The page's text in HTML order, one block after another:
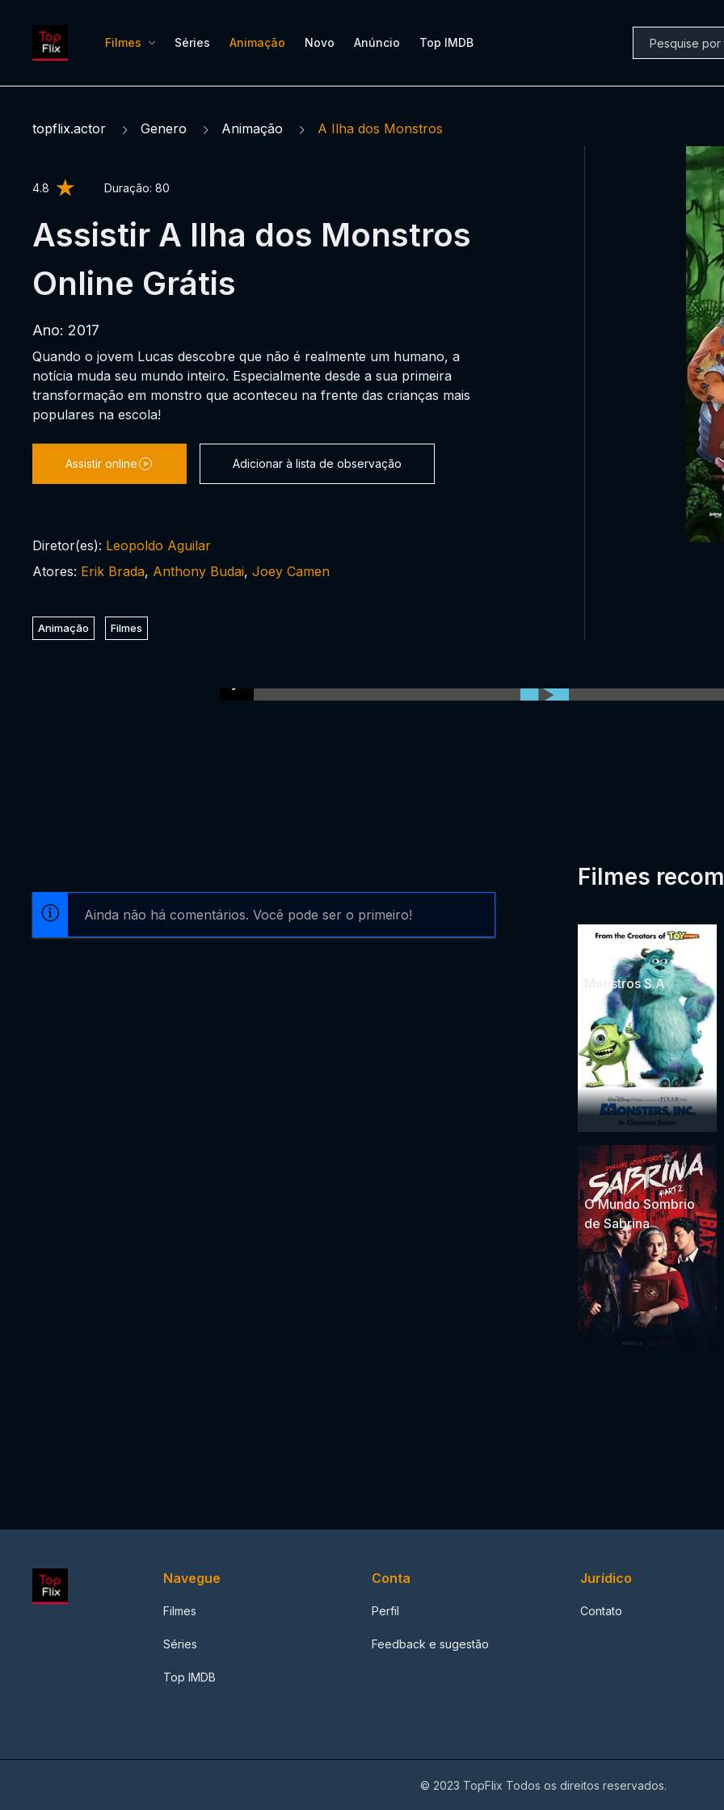
Filmes Séries Animação Novo Anúncio Top IMDB
topflix.actor Genero Animação A Ilha dos Monstros
4.8 Duração: 80
Assistir A Ilha dos Monstros
Online Grátis
Ano: 2017
Quando o jovem Lucas descobre que não é realmente um humano, a
notícia muda seu mundo inteiro. Especialmente desde a sua primeira
transformação em monstro que aconteceu na frente das crianças mais
populares na escola!
Assistir online Adicionar à lista de observação
Diretor(es): Leopoldo Aguilar
Atores: Erik Brada, Anthony Budai, Joey Camen
Animação Filmes
Ainda não há comentários. Você pode ser o primeiro!
Filmes
Monstros S.A
O Mundo Sombrio
de Sabrina
Navegue
Filmes
Séries
Top IMDB
Conta
Perfil
Feedback e sugestão
Jurídico
Contato
© 2023 TopFlix Todos os direitos reservados.